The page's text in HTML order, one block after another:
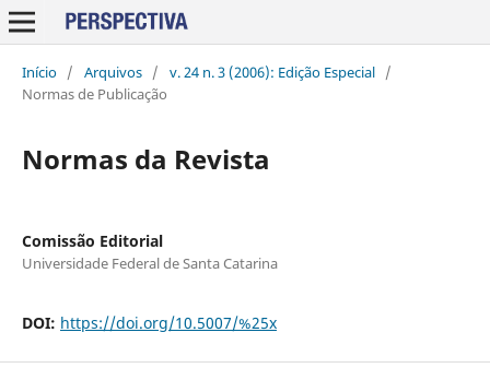
Início / Arquivos / v. 24 n. 3 (2006): Edição Especial /
Normas de Publicação
Normas da Revista
Comissão Editorial
Universidade Federal de Santa Catarina
DOI: https://doi.org/10.5007/%25x